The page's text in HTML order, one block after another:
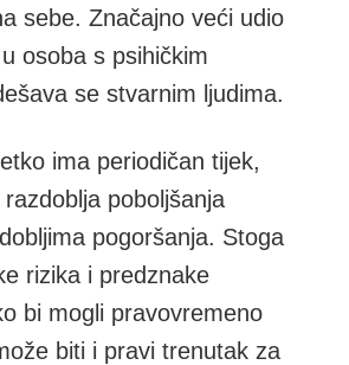
sebe. Značajno veći udio
osoba s psihičkim
se stvarnim ljudima.
ima periodičan tijek,
poboljšanja
pogoršanja. Stoga
rizika i predznake
bi mogli pravovremeno
biti i pravi trenutak za